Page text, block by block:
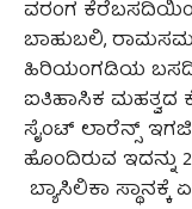
ವರಂಗ
ಬಾಹುಬಲಿ,
ಹಿರಿಯಂಗಡಿಯ ಬಸದಿ
ಐತಿಹಾಸಿಕ ಮಹತ್ವದ
ಸೈಂಟ್‌ ಲಾರೆನ್ಸ್‌
ಹೊಂದಿರುವ ಇದನ್ನು
ಬ್ಯಾಸಿಲಿಕಾ ಸ್ಥಾನಕ್ಕೆ